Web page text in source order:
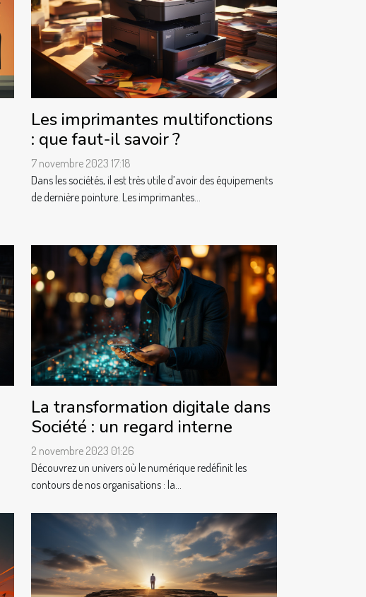
Les imprimantes multifonctions
: que faut-il savoir ?
7 novembre 2023 17:18
Dans les sociétés, il est très utile d’avoir des équipements
de dernière pointure. Les imprimantes...
La transformation digitale dans
Société : un regard interne
2 novembre 2023 01:26
Découvrez un univers où le numérique redéfinit les
contours de nos organisations : la...